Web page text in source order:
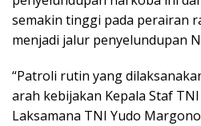
semakin tinggi pada perairan
menjadi jalur penyelundupan
“Patroli rutin yang
arah kebijakan Kepala Staf
Laksamana TNI Yudo